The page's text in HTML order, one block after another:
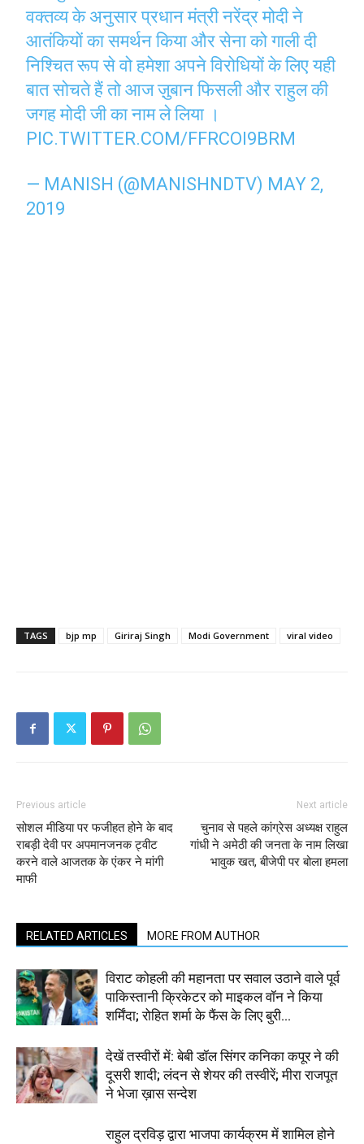
वक्तव्य के अनुसार प्रधान मंत्री नरेंद्र मोदी ने
आतंकियों का समर्थन किया और सेना को गाली दी
निश्चित रूप से वो हमेशा अपने विरोधियों के लिए यही
बात सोचते हैं तो आज ज़ुबान फिसली और राहुल की
जगह मोदी जी का नाम ले लिया ।
PIC.TWITTER.COM/FFRCOI9BRM
— MANISH (@MANISHNDTV) MAY 2,
2019
TAGS bjp mp Giriraj Singh Modi Government viral video
Previous article
सोशल मीडिया पर फजीहत होने के बाद
राबड़ी देवी पर अपमानजनक ट्वीट
करने वाले आजतक के एंकर ने मांगी
माफी
Next article
चुनाव से पहले कांग्रेस अध्‍यक्ष राहुल
गांधी ने अमेठी की जनता के नाम लिखा
भावुक खत, बीजेपी पर बोला हमला
RELATED ARTICLES MORE FROM AUTHOR
विराट कोहली की महानता पर सवाल उठाने वाले पूर्व
पाकिस्तानी क्रिकेटर को माइकल वॉन ने किया
शर्मिंदा; रोहित शर्मा के फैंस के लिए बुरी...
देखें तस्वीरों में: बेबी डॉल सिंगर कनिका कपूर ने की
दूसरी शादी; लंदन से शेयर की तस्वीरें; मीरा राजपूत
ने भेजा ख़ास सन्देश
राहुल द्रविड़ द्वारा भाजपा कार्यक्रम में शामिल होने